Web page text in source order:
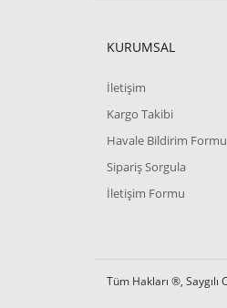
KURUMSAL
İletişim
Kargo Takibi
Havale Bildirim Formu
Sipariş Sorgula
İletişim Formu
Tüm Hakları ®,